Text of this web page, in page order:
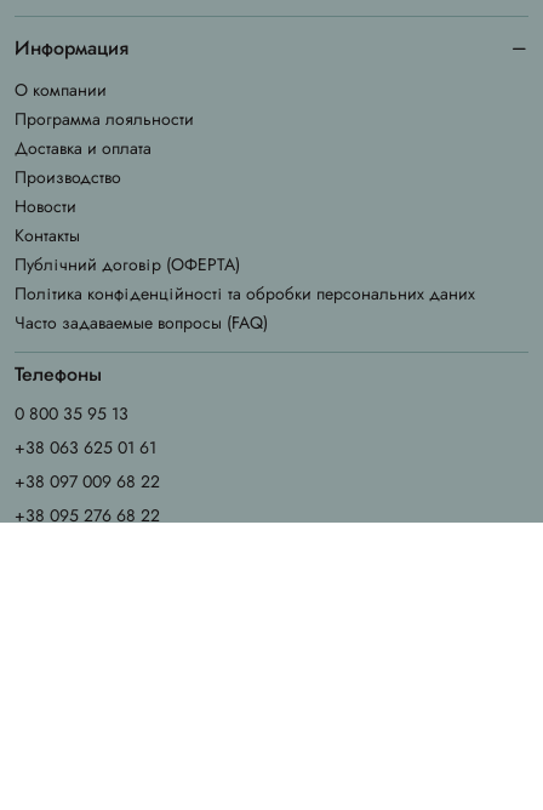
Информация
О компании
Программа лояльности
Доставка и оплата
Производство
Новости
Контакты
Публічний договір (ОФЕРТА)
Політика конфіденційності та обробки персональних даних
Часто задаваемые вопросы (FAQ)
Телефоны
0 800 35 95 13
+38 063 625 01 61
+38 097 009 68 22
+38 095 276 68 22